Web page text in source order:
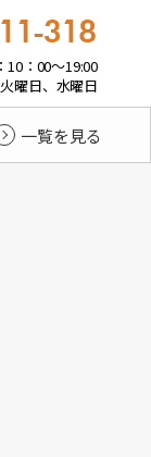
10：00～19:00
曜日、水曜日
一覧を見る